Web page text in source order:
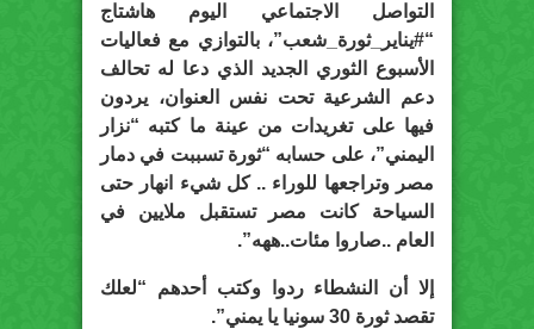
التواصل الاجتماعي اليوم هاشتاج
“#يناير_ثورة_شعب”، بالتوازي مع فعاليات
الأسبوع الثوري الجديد الذي دعا له تحالف
دعم الشرعية تحت نفس العنوان، يردون
فيها على تغريدات من عينة ما كتبه “نزار
اليمني”، على حسابه “ثورة تسببت في دمار
مصر وتراجعها للوراء .. كل شيء انهار حتى
السياحة كانت مصر تستقبل ملايين في
العام ..صاروا مئات..ههه”.
إلا أن النشطاء ردوا وكتب أحدهم “لعلك
تقصد ثورة 30 سونيا يا يمني”.